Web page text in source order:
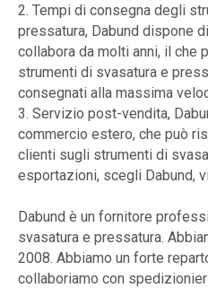
2. Tempi di consegna degli
pressatura, Dabund dispone
collabora da molti anni, il che
strumenti di svasatura e
consegnati alla massima
3. Servizio post-vendita,
commercio estero, che può
clienti sugli strumenti di
esportazioni, scegli Dabund,
Dabund è un fornitore
svasatura e pressatura.
2008. Abbiamo un forte
collaboriamo con